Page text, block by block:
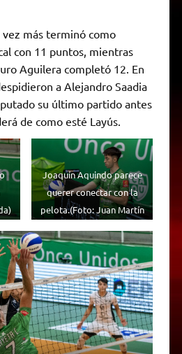
más terminó como
con 11 puntos, mientras
Aguilera completó 12. En
a Alejandro Saadia
su último partido antes
de como esté Layús.
Joaquín Aquindo parece
querer conectar con la
pelota.(Foto: Juan Martín